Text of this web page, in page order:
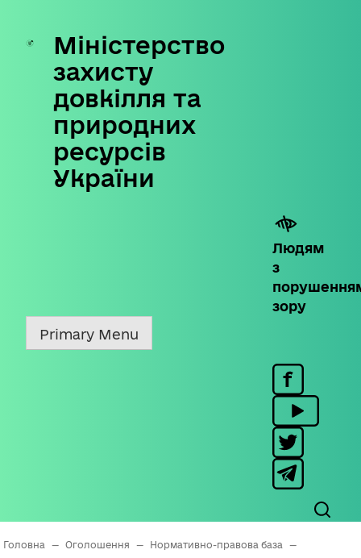
Skip
content
Міністерство
захисту
довкілля та
природних
ресурсів
України
Людям
з
зору
Primary Menu
Головна — Оголошення — Нормативно-правова база
—